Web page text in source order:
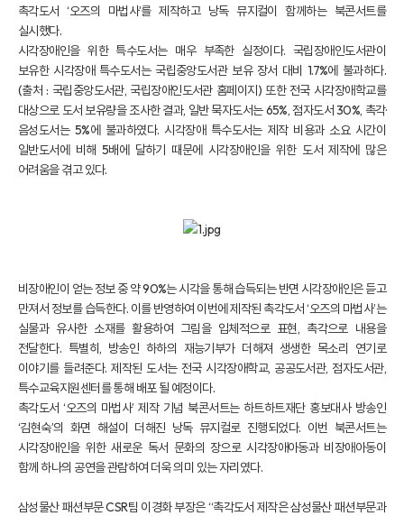
촉각도서 ‘오즈의 마법사’를 제작하고 낭독 뮤지컬이 함께하는 북콘서트를
실시했다.
시각장애인을 위한 특수도서는 매우 부족한 실정이다. 국립장애인도서관이
보유한 시각장애 특수도서는 국립중앙도서관 보유 장서 대비 1.7%에 불과하다.
(출처 : 국립중앙도서관, 국립장애인도서관 홈페이지) 또한 전국 시각장애학교를
대상으로 도서 보유량을 조사한 결과, 일반 묵자도서는 65%, 점자도서 30%, 촉각·
음성도서는 5%에 불과하였다. 시각장애 특수도서는 제작 비용과 소요 시간이
일반도서에 비해 5배에 달하기 때문에 시각장애인을 위한 도서 제작에 많은
어려움을 겪고 있다.
비장애인이 얻는 정보 중 약 90%는 시각을 통해 습득되는 반면 시각장애인은 듣고
만져서 정보를 습득한다. 이를 반영하여 이번에 제작된 촉각도서 ‘오즈의 마법사’는
실물과 유사한 소재를 활용하여 그림을 입체적으로 표현, 촉각으로 내용을
전달한다. 특별히, 방송인 하하의 재능기부가 더해져 생생한 목소리 연기로
이야기를 들려준다. 제작된 도서는 전국 시각장애학교, 공공도서관, 점자도서관,
특수교육지원센터를 통해 배포 될 예정이다.
촉각도서 ‘오즈의 마법사’ 제작 기념 북콘서트는 하트하트재단 홍보대사 방송인
‘김현숙’의 화면 해설이 더해진 낭독 뮤지컬로 진행되었다. 이번 북콘서트는
시각장애인을 위한 새로운 독서 문화의 장으로 시각장애아동과 비장애아동이
함께 하나의 공연을 관람하여 더욱 의미 있는 자리였다.
삼성물산 패션부문 CSR팀 이경화 부장은 “촉각도서 제작은 삼성물산 패션부문과